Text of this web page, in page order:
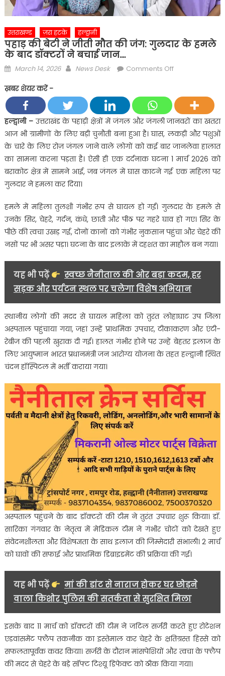
उत्तराखण्ड ज़रा हटके हल्द्वानी
पहाड़ की बेटी ने जीती मौत की जंग: गुलदार के हमले
के बाद डॉक्टरों ने बचाई जान….
Posted
March 14, 2026 Author
News Desk Comments Offon
बेटी
ने
जीती
मौत
की
जंग:
गुलदार
के
बाद
डॉक्टरों
ने
जान….
ख़बर शेयर करें -
हल्द्वानी –उत्तराखंड के पहाड़ी क्षेत्रों में जंगल और जंगली जानवरों का खतरा
आज भी ग्रामीणों के लिए बड़ी चुनौती बना हुआ है। घास, लकड़ी और पशुओं
के चारे के लिए रोज़ जंगल जाने वाले लोगों को कई बार जानलेवा हालात
का सामना करना पड़ता है। ऐसी ही एक दर्दनाक घटना 1 मार्च 2026 को
बराकोट क्षेत्र में सामने आई, जब जंगल में घास काटने गई एक महिला पर
गुलदार ने हमला कर दिया।
हमले में महिला तुलशी गंभीर रूप से घायल हो गईं। गुलदार के हमले से
उनके सिर, चेहरे, गर्दन, कंधे, छाती और पीठ पर गहरे घाव हो गए। सिर के
पीछे की त्वचा उखड़ गई, दोनों कानों को गंभीर नुकसान पहुंचा और चेहरे की
नसों पर भी असर पड़ा। घटना के बाद इलाके में दहशत का माहौल बन गया।
यह भी पढ़ें
स्वच्छ नैनीताल की ओर बड़ा कदम, हर
सड़क और पर्यटन स्थल पर चलेगा विशेष अभियान
स्थानीय लोगों की मदद से घायल महिला को तुरंत लोहाघाट उप जिला
अस्पताल पहुंचाया गया, जहां उन्हें प्राथमिक उपचार, टीकाकरण और एंटी-
रेबीज की पहली खुराक दी गई। हालत गंभीर होने पर उन्हें बेहतर इलाज के
लिए आयुष्मान भारत प्रधानमंत्री जन आरोग्य योजना के तहत हल्द्वानी स्थित
चंदन हॉस्पिटल में भर्ती कराया गया।
अस्पताल पहुंचने के बाद डॉक्टरों की टीम ने तुरंत उपचार शुरू किया। डॉ.
सारिका गंगवार के नेतृत्व में मेडिकल टीम ने गंभीर चोटों को देखते हुए
संवेदनशीलता और विशेषज्ञता के साथ इलाज की जिम्मेदारी संभाली। 2 मार्च
को घावों की सफाई और प्राथमिक डिब्राइडमेंट की प्रक्रिया की गई।
यह भी पढ़ें
मां की डांट से नाराज होकर घर छोड़ने
वाला किशोर पुलिस की सतर्कता से सुरक्षित मिला
इसके बाद 11 मार्च को डॉक्टरों की टीम ने जटिल सर्जरी करते हुए रोटेशन
एडवांसमेंट फ्लैप तकनीक का इस्तेमाल कर चेहरे के क्षतिग्रस्त हिस्से को
सफलतापूर्वक कवर किया। सर्जरी के दौरान मांसपेशियों और त्वचा के फ्लैप
की मदद से चेहरे के बड़े सॉफ्ट टिश्यू डिफेक्ट को ठीक किया गया।